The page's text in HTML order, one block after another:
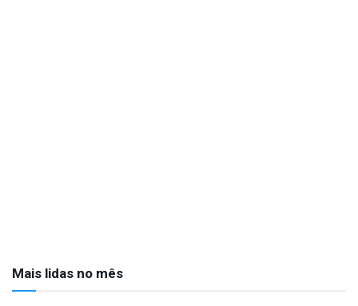
Mais lidas no mês